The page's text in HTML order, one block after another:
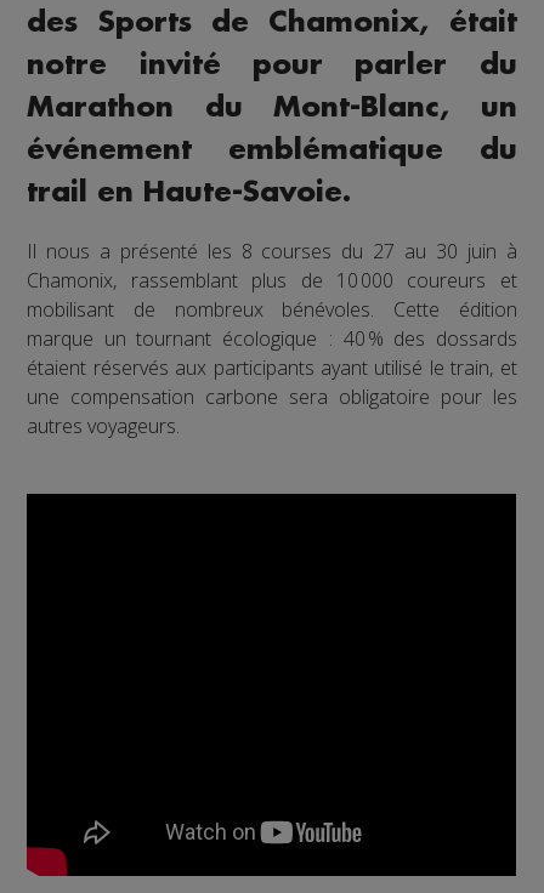
des Sports de Chamonix, était
notre invité pour parler du
Marathon du Mont-Blanc, un
événement emblématique du
trail en Haute-Savoie.
Il nous a présenté les 8 courses du 27 au 30 juin à
Chamonix, rassemblant plus de 10 000 coureurs et
mobilisant de nombreux bénévoles. Cette édition
marque un tournant écologique : 40 % des dossards
étaient réservés aux participants ayant utilisé le train, et
une compensation carbone sera obligatoire pour les
autres voyageurs.